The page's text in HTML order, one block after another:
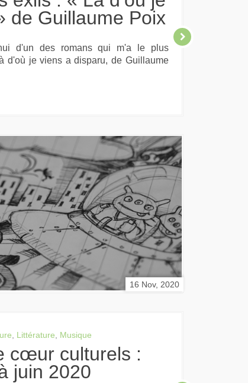
de Guillaume Poix
d'un des romans qui m'a le plus
d'où je viens a disparu, de Guillaume
16 Nov, 2020
Littérature Musique
juin 2020